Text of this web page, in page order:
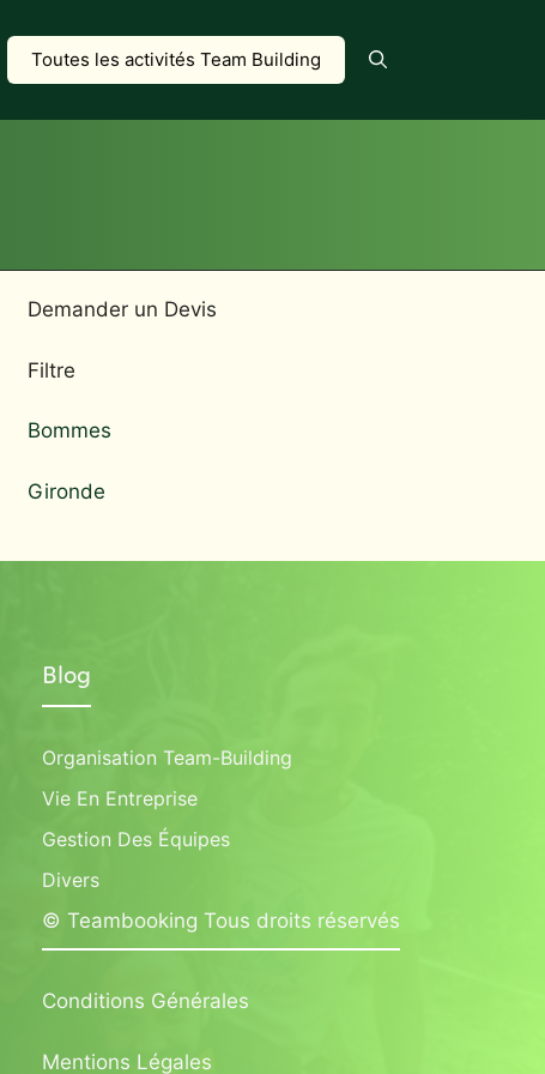
Toutes les activités Team Building
Demander un Devis
Filtre
Bommes
Gironde
Blog
Organisation Team-Building
Vie En Entreprise
Gestion Des Équipes
Divers
© Teambooking Tous droits réservés
Conditions Générales
Mentions Légales